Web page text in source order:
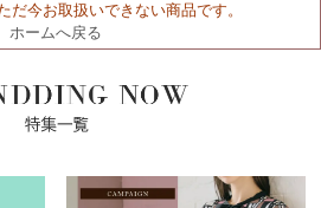
だ今お取扱いできない商品です。
ホームへ戻る